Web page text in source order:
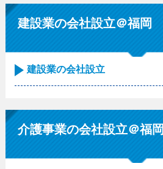
建設業の会社設立＠福岡
建設業の会社設立
介護事業の会社設立＠福岡